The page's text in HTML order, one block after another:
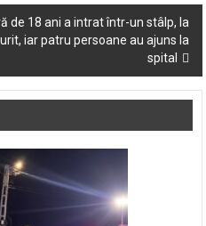
de 18 ani a intrat într-un stâlp, la
iar patru persoane au ajuns la
spital